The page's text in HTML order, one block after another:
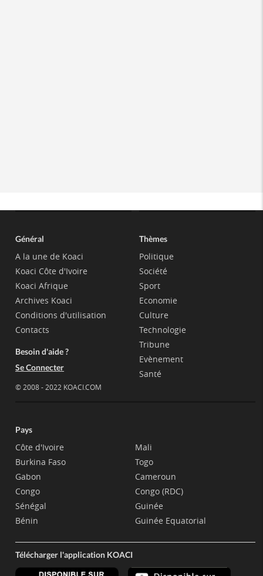
Général
A la une de Koaci
Koaci Côte d'Ivoire
Koaci Afrique
Archives Koaci
Conditions d'utilisation
Contacts
Besoin d'aide ?
Se Connecter
© 2008 - 2022 KOACI.COM
Thèmes
Politique
Société
Sport
Economie
Culture
Technologie
Tribune
Evènement
Santé
Pays
Côte d'Ivoire
Burkina Faso
Gabon
Congo
Sénégal
Bénin
Mali
Togo
Cameroun
Congo (RDC)
Guinée
Guinée Equatorial
Télécharger l'application KOACI